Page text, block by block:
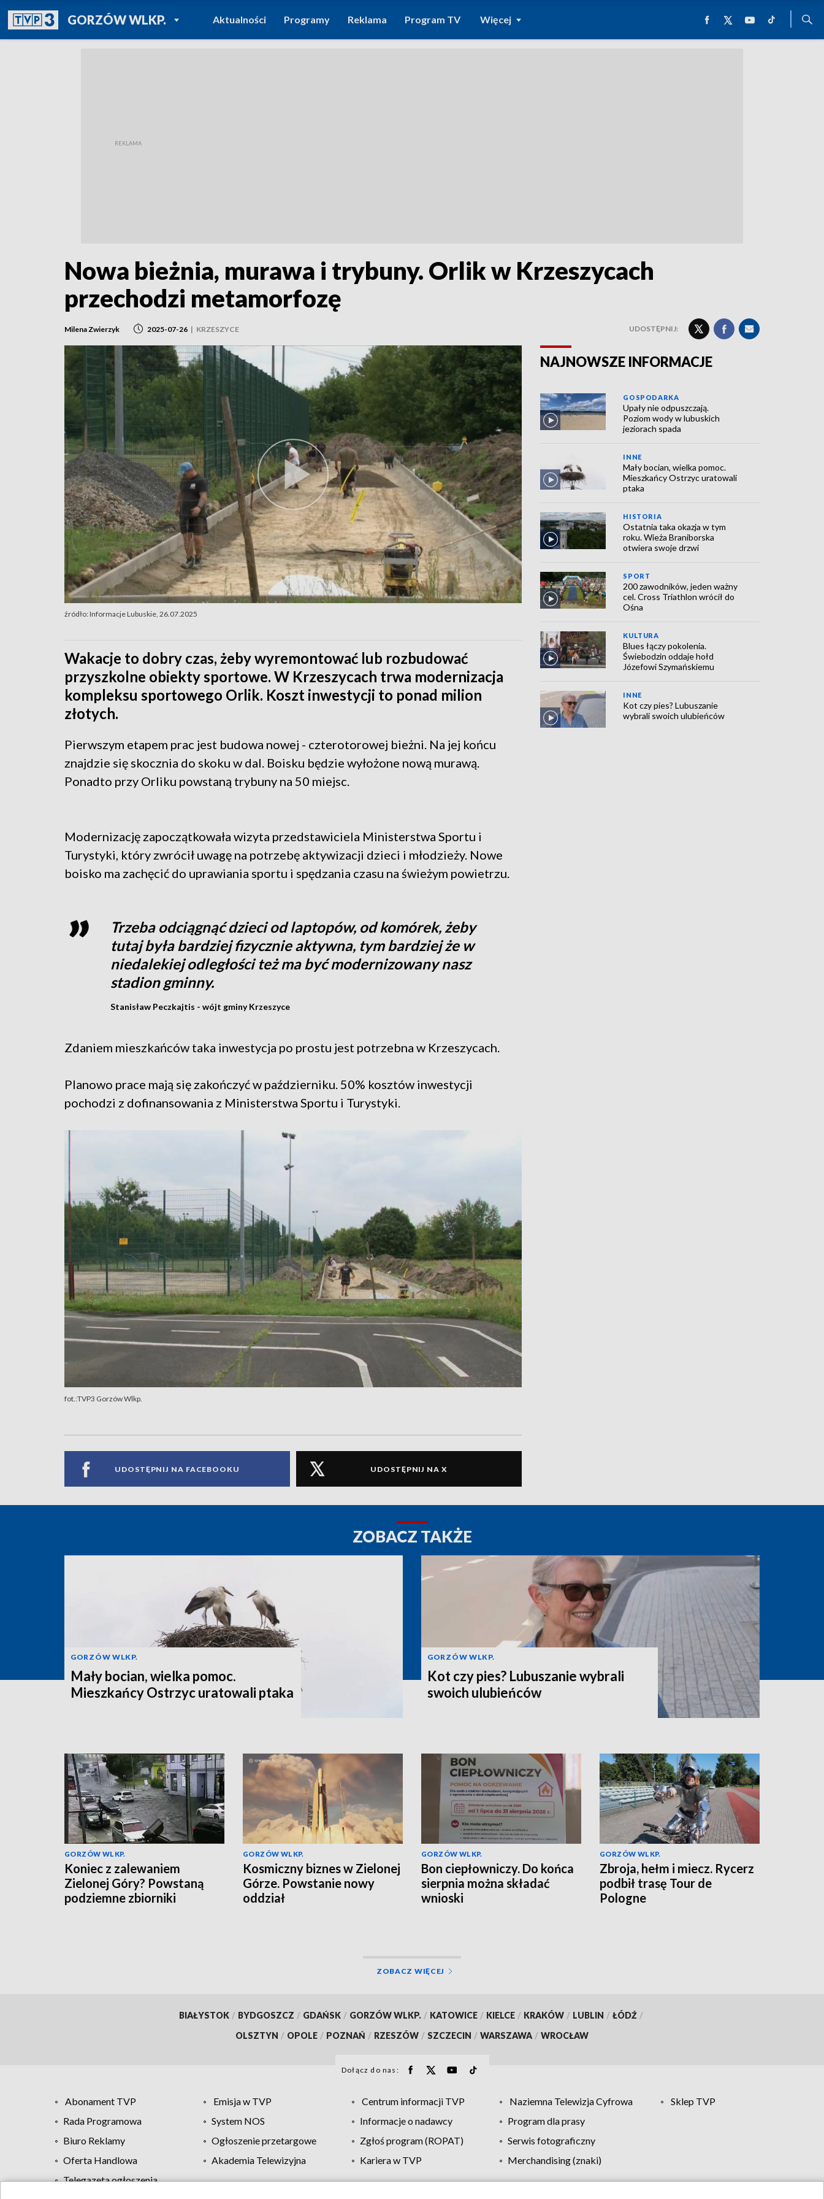
GORZÓW WLKP.POWRÓT DO
TVP REGIONY
Aktualności Programy Reklama Program TV Więcej
Nowa bieżnia, murawa i trybuny. Orlik w Krzeszycach
przechodzi metamorfozę
Milena Zwierzyk 2025-07-26 | KRZESZYCE UDOSTĘPNIJ:
źródło: Informacje Lubuskie, 26.07.2025
Wakacje to dobry czas, żeby wyremontować lub rozbudować
przyszkolne obiekty sportowe. W Krzeszycach trwa modernizacja
kompleksu sportowego Orlik. Koszt inwestycji to ponad milion
złotych.
Pierwszym etapem prac jest budowa nowej - czterotorowej bieżni. Na jej końcu
znajdzie się skocznia do skoku w dal. Boisku będzie wyłożone nową murawą.
Ponadto przy Orliku powstaną trybuny na 50 miejsc.
Modernizację zapoczątkowała wizyta przedstawiciela Ministerstwa Sportu i
Turystyki, który zwrócił uwagę na potrzebę aktywizacji dzieci i młodzieży. Nowe
boisko ma zachęcić do uprawiania sportu i spędzania czasu na świeżym powietrzu.
Trzeba odciągnąć dzieci od laptopów, od komórek, żeby
tutaj była bardziej fizycznie aktywna, tym bardziej że w
niedalekiej odległości też ma być modernizowany nasz
stadion gminny.
Stanisław Peczkajtis - wójt gminy Krzeszyce
Zdaniem mieszkańców taka inwestycja po prostu jest potrzebna w Krzeszycach.
Planowo prace mają się zakończyć w październiku. 50% kosztów inwestycji
pochodzi z dofinansowania z Ministerstwa Sportu i Turystyki.
fot.:TVP3 Gorzów Wlkp.
UDOSTĘPNIJ NA FACEBOOKU UDOSTĘPNIJ NA X
NAJNOWSZE INFORMACJE
GOSPODARKA
Upały nie odpuszczają.
Poziom wody w lubuskich
jeziorach spada
INNE
Mały bocian, wielka pomoc.
Mieszkańcy Ostrzyc uratowali
ptaka
HISTORIA
Ostatnia taka okazja w tym
roku. Wieża Braniborska
otwiera swoje drzwi
SPORT
200 zawodników, jeden ważny
cel. Cross Triathlon wrócił do
Ośna
KULTURA
Blues łączy pokolenia.
Świebodzin oddaje hołd
Józefowi Szymańskiemu
INNE
Kot czy pies? Lubuszanie
wybrali swoich ulubieńców
ZOBACZ TAKŻE
GORZÓW WLKP.
Mały bocian, wielka pomoc.
Mieszkańcy Ostrzyc uratowali ptaka
GORZÓW WLKP.
Kot czy pies? Lubuszanie wybrali
swoich ulubieńców
GORZÓW WLKP.
Koniec z zalewaniem
Zielonej Góry? Powstaną
podziemne zbiorniki
GORZÓW WLKP.
Kosmiczny biznes w Zielonej
Górze. Powstanie nowy
oddział
GORZÓW WLKP.
Bon ciepłowniczy. Do końca
sierpnia można składać
wnioski
GORZÓW WLKP.
Zbroja, hełm i miecz. Rycerz
podbił trasę Tour de
Pologne
ZOBACZ WIĘCEJ
BIAŁYSTOK / BYDGOSZCZ / GDAŃSK / GORZÓW WLKP. / KATOWICE / KIELCE / KRAKÓW / LUBLIN / ŁÓDŹ /
OLSZTYN / OPOLE / POZNAŃ / RZESZÓW / SZCZECIN / WARSZAWA / WROCŁAW
Dołącz do nas:
Abonament TVP Emisja w TVP Centrum informacji TVP Naziemna Telewizja Cyfrowa
Sklep TVP
Rada Programowa
System NOS Informacje o nadawcy
Program dla prasy
Biuro Reklamy
Ogłoszenie przetargowe Zgłoś program (ROPAT)
Serwis fotograficzny
Oferta Handlowa
Akademia Telewizyjna Kariera w TVP
Merchandising (znaki)
Telegazeta ogłoszenia